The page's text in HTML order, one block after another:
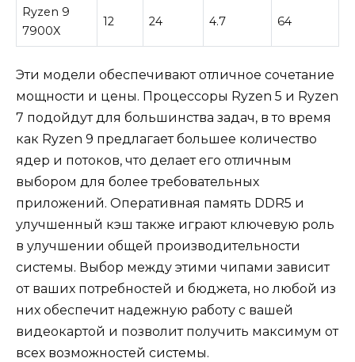
Ryzen 9
7900X
12 24 4.7 64
Эти модели обеспечивают отличное сочетание
мощности и цены. Процессоры Ryzen 5 и Ryzen
7 подойдут для большинства задач, в то время
как Ryzen 9 предлагает большее количество
ядер и потоков, что делает его отличным
выбором для более требовательных
приложений. Оперативная память DDR5 и
улучшенный кэш также играют ключевую роль
в улучшении общей производительности
системы. Выбор между этими чипами зависит
от ваших потребностей и бюджета, но любой из
них обеспечит надежную работу с вашей
видеокартой и позволит получить максимум от
всех возможностей системы.